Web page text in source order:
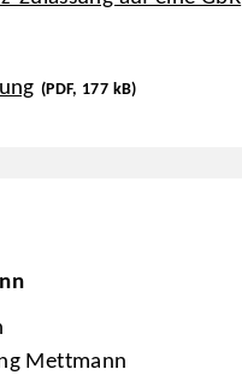
(PDF, 177 kB)
Mettmann